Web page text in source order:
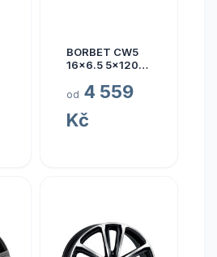
BORBET CW5
16x6.5 5x120
od 4 559
Kč